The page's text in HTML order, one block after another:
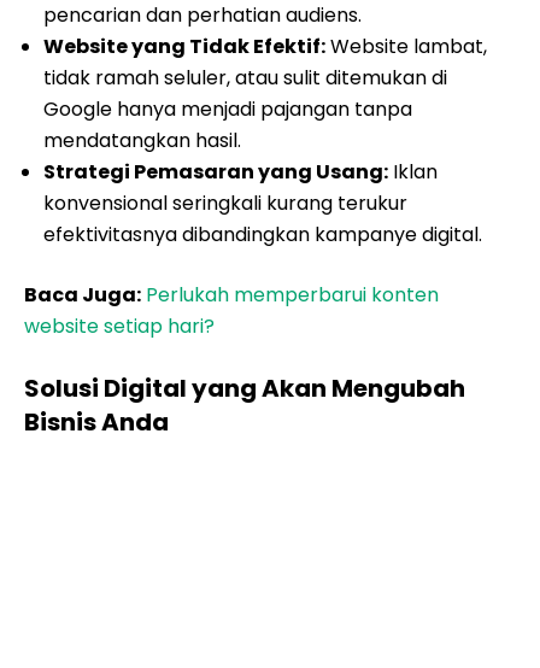
pencarian dan perhatian audiens.
Website yang Tidak Efektif:Website lambat,
tidak ramah seluler, atau sulit ditemukan di
Google hanya menjadi pajangan tanpa
mendatangkan hasil.
Strategi Pemasaran yang Usang: Iklan
konvensional seringkali kurang terukur
efektivitasnya dibandingkan kampanye digital.
Baca Juga: Perlukah memperbarui konten
website setiap hari?
Solusi Digital yang Akan Mengubah
Bisnis Anda